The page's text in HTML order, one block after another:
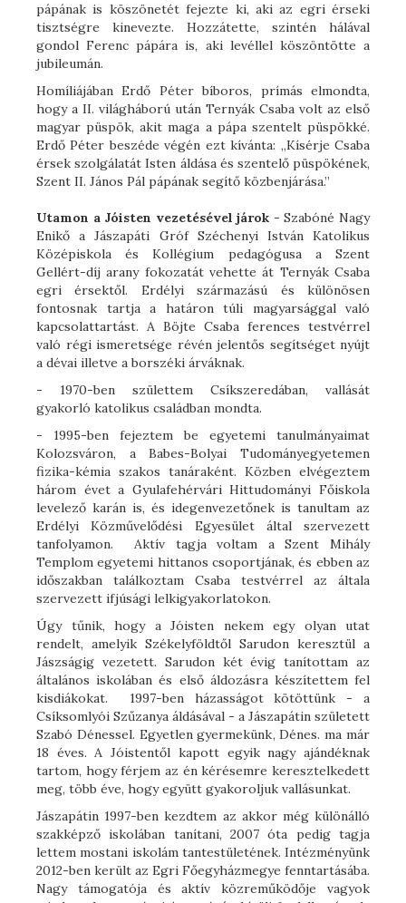
pápának is köszönetét fejezte ki, aki az egri érseki
tisztségre kinevezte. Hozzátette, szintén hálával
gondol Ferenc pápára is, aki levéllel köszöntötte a
jubileumán.
Homíliájában Erdő Péter bíboros, prímás elmondta,
hogy a II. világháború után Ternyák Csaba volt az első
magyar püspök, akit maga a pápa szentelt püspökké.
Erdő Péter beszéde végén ezt kívánta: „Kísérje Csaba
érsek szolgálatát Isten áldása és szentelő püspökének,
Szent II. János Pál pápának segítő közbenjárása.”
Utamon a Jóisten vezetésével járok - Szabóné Nagy
Enikő a Jászapáti Gróf Széchenyi István Katolikus
Középiskola és Kollégium pedagógusa a Szent
Gellért-díj arany fokozatát vehette át Ternyák Csaba
egri érsektől. Erdélyi származású és különösen
fontosnak tartja a határon túli magyarsággal való
kapcsolattartást. A Böjte Csaba ferences testvérrel
való régi ismeretsége révén jelentős segítséget nyújt
a dévai illetve a borszéki árváknak.
- 1970-ben születtem Csíkszeredában, vallását
gyakorló katolikus családban mondta.
- 1995-ben fejeztem be egyetemi tanulmányaimat
Kolozsváron, a Babes-Bolyai Tudományegyetemen
fizika-kémia szakos tanáraként. Közben elvégeztem
három évet a Gyulafehérvári Hittudományi Főiskola
levelező karán is, és idegenvezetőnek is tanultam az
Erdélyi Közművelődési Egyesület által szervezett
tanfolyamon. Aktív tagja voltam a Szent Mihály
Templom egyetemi hittanos csoportjának, és ebben az
időszakban találkoztam Csaba testvérrel az általa
szervezett ifjúsági lelkigyakorlatokon.
Úgy tűnik, hogy a Jóisten nekem egy olyan utat
rendelt, amelyik Székelyföldtől Sarudon keresztül a
Jászságig vezetett. Sarudon két évig tanítottam az
általános iskolában és első áldozásra készítettem fel
kisdiákokat. 1997-ben házasságot kötöttünk - a
Csíksomlyói Szűzanya áldásával - a Jászapátin született
Szabó Dénessel. Egyetlen gyermekünk, Dénes. ma már
18 éves. A Jóistentől kapott egyik nagy ajándéknak
tartom, hogy férjem az én kérésemre keresztelkedett
meg, több éve, hogy együtt gyakoroljuk vallásunkat.
Jászapátin 1997-ben kezdtem az akkor még különálló
szakképző iskolában tanítani, 2007 óta pedig tagja
lettem mostani iskolám tantestületének. Intézményünk
2012-ben került az Egri Főegyházmegye fenntartásába.
Nagy támogatója és aktív közreműködője vagyok